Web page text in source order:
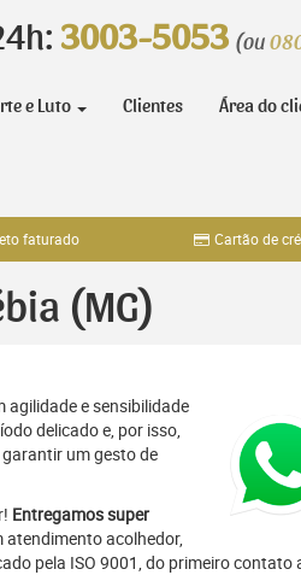
3003-5053 (ou
e Luto Clientes Área do
faturado Cartão de
(MG)
agilidade e sensibilidade
delicado e, por isso,
um gesto de
Entregamos super
atendimento acolhedor,
pela ISO 9001, do primeiro contato